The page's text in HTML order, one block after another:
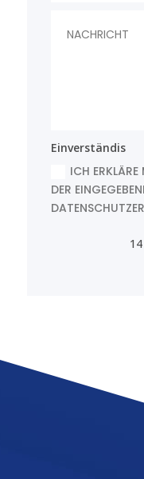
Einverständis
ICH
DER